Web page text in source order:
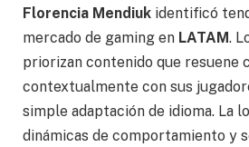
Florencia Mendiuk identificó
mercado de gaming en LATAM.
priorizan contenido que resuene
contextualmente con sus
simple adaptación de idioma. La
dinámicas de comportamiento y